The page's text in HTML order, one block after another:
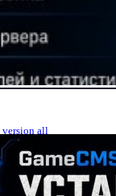
version all